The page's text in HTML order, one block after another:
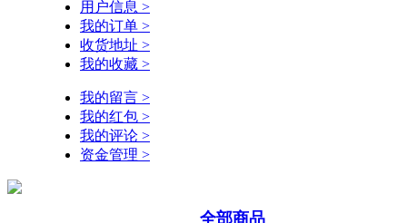
用户信息 >
我的订单 >
收货地址 >
我的收藏 >
我的留言 >
我的红包 >
我的评论 >
资金管理 >
全部商品